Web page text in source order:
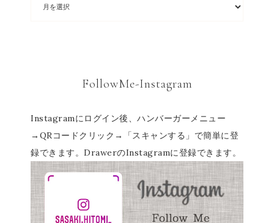
FollowMe-Instagram
Instagramにログイン後、ハンバーガーメニュー
→QRコードクリック→「スキャンする」で簡単に登
録できます。DrawerのInstagramに登録できます。